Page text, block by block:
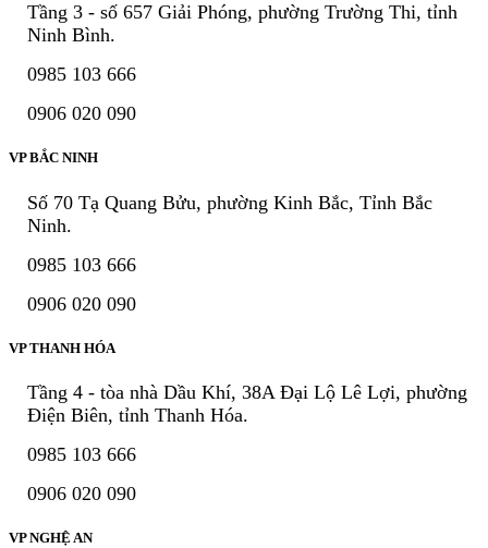
Tầng 3 - số 657 Giải Phóng, phường Trường Thi, tỉnh
Ninh Bình.
0985 103 666
0906 020 090
VP BẮC NINH
Số 70 Tạ Quang Bửu, phường Kinh Bắc, Tỉnh Bắc
Ninh.
0985 103 666
0906 020 090
VP THANH HÓA
Tầng 4 - tòa nhà Dầu Khí, 38A Đại Lộ Lê Lợi, phường
Điện Biên, tỉnh Thanh Hóa.
0985 103 666
0906 020 090
VP NGHỆ AN